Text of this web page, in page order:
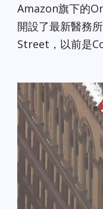
Amazon旗下的
開設了最新醫務
Street，以前是